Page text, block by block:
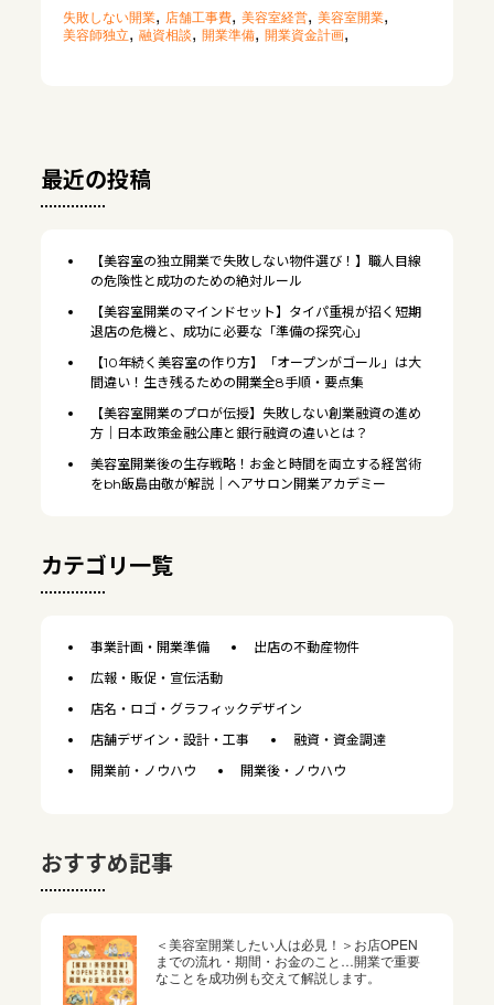
失敗しない開業, 店舗工事費, 美容室経営, 美容室開業,
美容師独立, 融資相談, 開業準備, 開業資金計画,
最近の投稿
【美容室の独立開業で失敗しない物件選び！】職人目線
の危険性と成功のための絶対ルール
【美容室開業のマインドセット】タイパ重視が招く短期
退店の危機と、成功に必要な「準備の探究心」
【10年続く美容室の作り方】「オープンがゴール」は大
間違い！生き残るための開業全8手順・要点集
【美容室開業のプロが伝授】失敗しない創業融資の進め
方｜日本政策金融公庫と銀行融資の違いとは？
美容室開業後の生存戦略！お金と時間を両立する経営術
をbh飯島由敬が解説｜ヘアサロン開業アカデミー
カテゴリ一覧
事業計画・開業準備
出店の不動産物件
広報・販促・宣伝活動
店名・ロゴ・グラフィックデザイン
店舗デザイン・設計・工事
融資・資金調達
開業前・ノウハウ
開業後・ノウハウ
おすすめ記事
＜美容室開業したい人は必見！＞お店OPEN
までの流れ・期間・お金のこと…開業で重要
なことを成功例も交えて解説します。